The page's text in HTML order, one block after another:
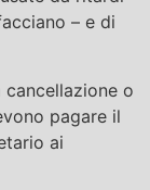
– e di
cancellazione o
pagare il
ai